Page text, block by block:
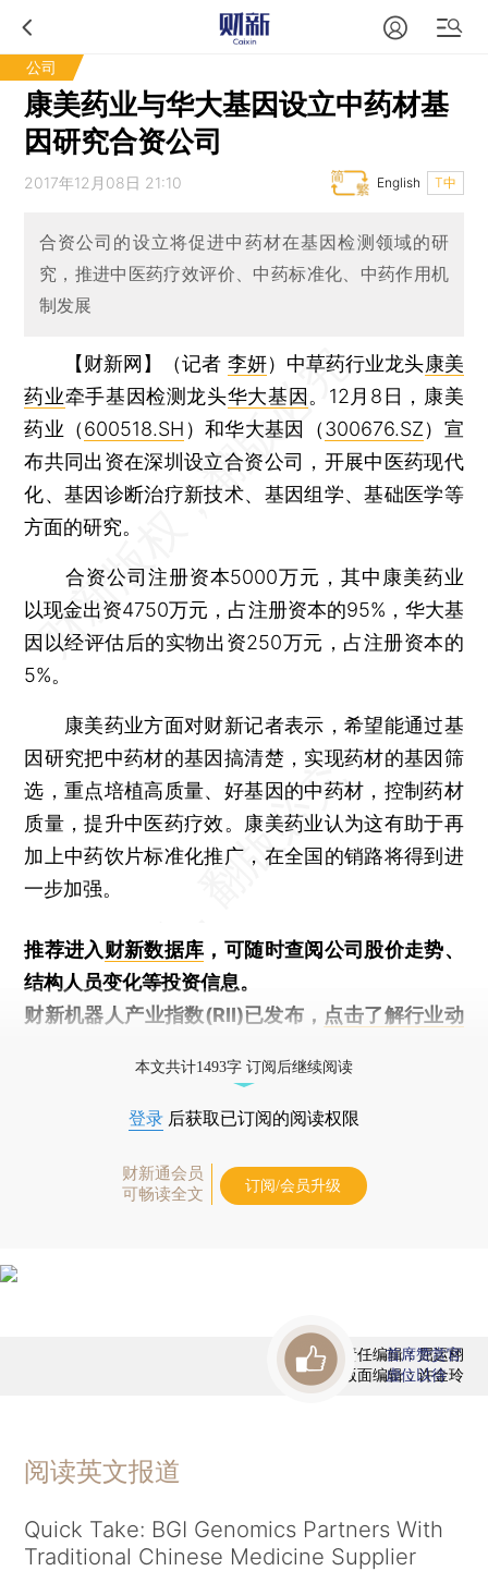
公司
康美药业与华大基因设立中药材基
因研究合资公司
2017年12月08日 21:10 T中
English
合资公司的设立将促进中药材在基因检测领域的研
究，推进中医药疗效评价、中药标准化、中药作用机
制发展
【财新网】（记者 李妍） 中草药行业龙头康美
药业牵手基因检测龙头华大基因 。12月8日，康美
药业（600518.SH ）和华大基因（300676.SZ）宣
布共同出资在深圳设立合资公司，开展中医药现代
化、基因诊断治疗新技术、基因组学、基础医学等
方面的研究。
合资公司注册资本5000万元，其中康美药业
以现金出资4750万元，占注册资本的95%，华大基
因以经评估后的实物出资250万元，占注册资本的
5%。
康美药业方面对财新记者表示，希望能通过基
因研究把中药材的基因搞清楚，实现药材的基因筛
选，重点培植高质量、好基因的中药材，控制药材
质量，提升中医药疗效。康美药业认为这有助于再
加上中药饮片标准化推广，在全国的销路将得到进
一步加强。
推荐进入财新数据库 ，可随时查阅公司股价走势、
结构人员变化等投资信息。
财新机器人产业指数(RII)已发布， 点击了解行业动
本文共计1493字 订阅后继续阅读
登录 后获取已订阅的阅读权限
财新通会员
可畅读全文
订阅/会员升级
责任编辑：屈运栩
版面编辑：许金玲
首席赞赏官
虚位以待
阅读英文报道
Quick Take: BGI Genomics Partners With
Traditional Chinese Medicine Supplier